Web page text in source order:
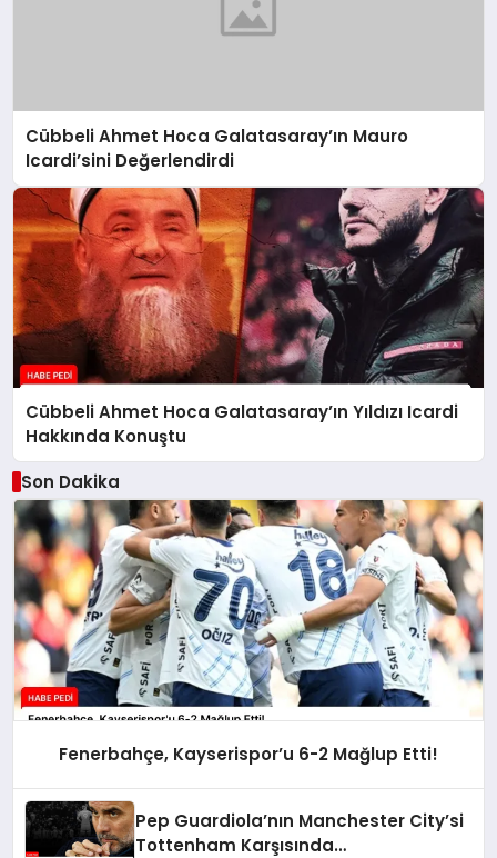
Cübbeli Ahmet Hoca Galatasaray’ın Mauro
Icardi’sini Değerlendirdi
Cübbeli Ahmet Hoca Galatasaray’ın Yıldızı Icardi
Hakkında Konuştu
Son Dakika
Fenerbahçe, Kayserispor’u 6-2 Mağlup Etti!
Pep Guardiola’nın Manchester City’si
Tottenham Karşısında